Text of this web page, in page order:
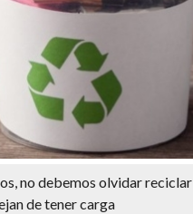
no debemos olvidar reciclar
de tener carga